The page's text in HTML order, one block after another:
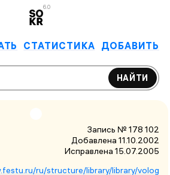
6.0
СТАТИСТИКА ДОБАВИТЬ
НАЙТИ
Запись № 178 102
Добавлена 11.10.2002
Исправлена 15.07.2005
ru/structure/library/library/volog